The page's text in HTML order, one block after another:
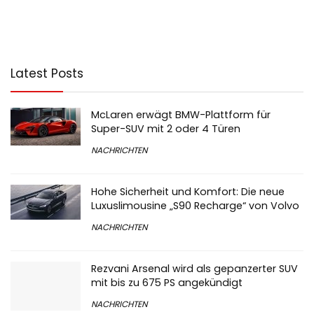
Latest Posts
McLaren erwägt BMW-Plattform für
Super-SUV mit 2 oder 4 Türen
NACHRICHTEN
Hohe Sicherheit und Komfort: Die neue
Luxuslimousine „S90 Recharge“ von Volvo
NACHRICHTEN
Rezvani Arsenal wird als gepanzerter SUV
mit bis zu 675 PS angekündigt
NACHRICHTEN